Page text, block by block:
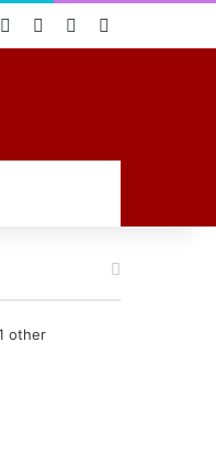
Log InRandom Article
Sidebar
other